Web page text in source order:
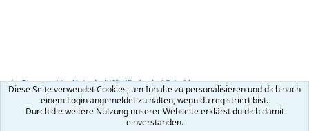
Sorgerecht + Unterhalt für Kinder bei Scheidung
Kontakt Nutzungsbedingungen Datenschutz Hilfe
R
Diese Seite verwendet Cookies, um Inhalte zu personalisieren und dich nach
einem Login angemeldet zu halten, wenn du registriert bist.
Durch die weitere Nutzung unserer Webseite erklärst du dich damit
einverstanden.